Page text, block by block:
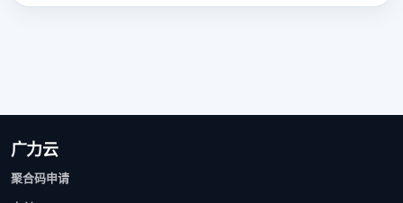
广力云
聚合码申请